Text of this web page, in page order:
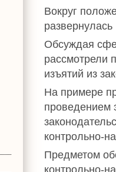
Вокруг
Обсуждая
рассмотрели
изъятий из
На примере
проведением
контрольно-
Предметом
контрольно-